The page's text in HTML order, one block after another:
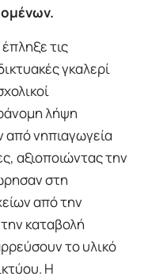
τις
γκαλερί
λήψη
από νηπιαγωγεία
αξιοποιώντας την
στη
από την
καταβολή
το υλικό
Η